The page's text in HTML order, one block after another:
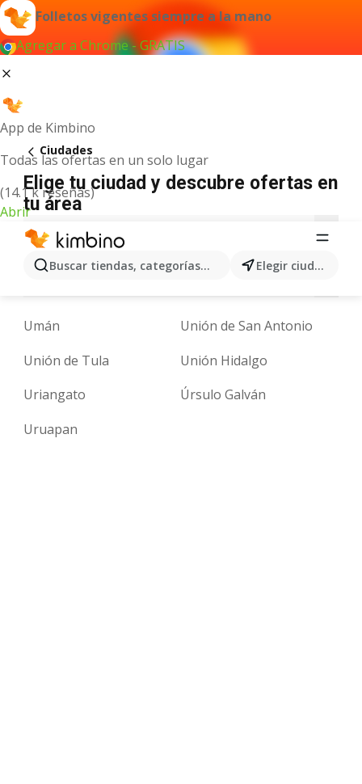
Folletos vigentes siempre a la mano
Agregar a Chrome - GRATIS
App de Kimbino
Todas las ofertas en un solo lugar
(14.1 k reseñas)
Abrir
Buscar tiendas, categorías, productos... Elegir ciudad
Ciudades
Elige tu ciudad y descubre ofertas en
tu área
A B C J
N
O P Q R S U V X
Umán
Unión de San Antonio
Unión de Tula
Unión Hidalgo
Uriangato
Úrsulo Galván
Uruapan